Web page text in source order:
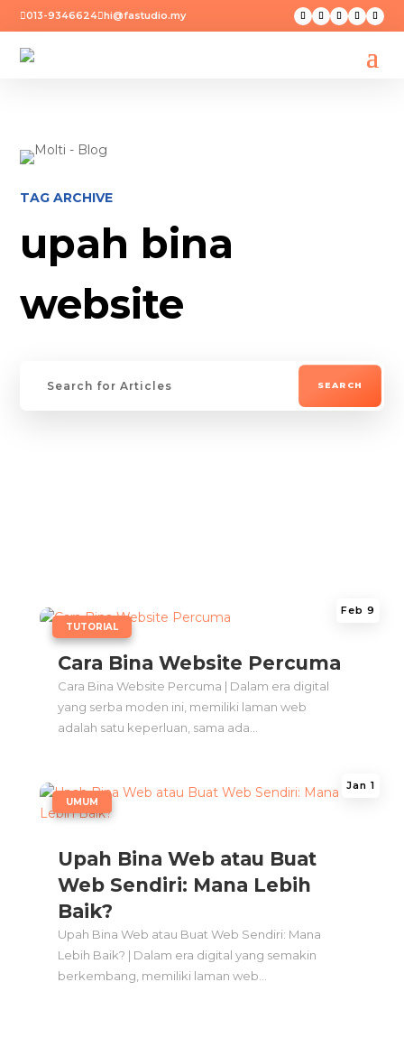
013-9346624hi@fastudio.my
TAG ARCHIVE
upah bina
website
Cara Bina Website Percuma
Feb 9
TUTORIAL
Cara Bina Website Percuma | Dalam era digital
yang serba moden ini, memiliki laman web
adalah satu keperluan, sama ada...
Upah Bina Web atau Buat
Web Sendiri: Mana Lebih
Baik?
Jan 1
UMUM
Upah Bina Web atau Buat Web Sendiri: Mana
Lebih Baik? | Dalam era digital yang semakin
berkembang, memiliki laman web...